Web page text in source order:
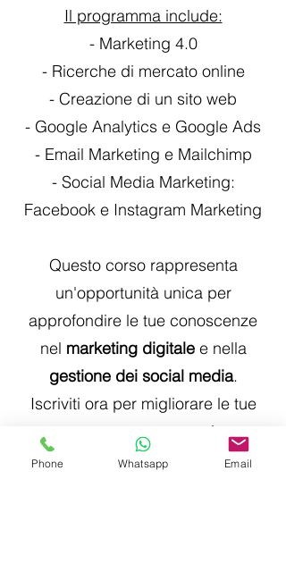
Il programma include:
- Marketing 4.0
- Ricerche di mercato online
- Creazione di un sito web
- Google Analytics e Google Ads
- Email Marketing e Mailchimp
- Social Media Marketing:
Facebook e Instagram Marketing
Questo corso rappresenta
un'opportunità unica per
approfondire le tue conoscenze
nel marketing digitalee nella
gestione dei social media.
Iscriviti ora per migliorare le tue
competenze e prepararti a un
futuro brillante nel settore.
Phone Whatsapp Email